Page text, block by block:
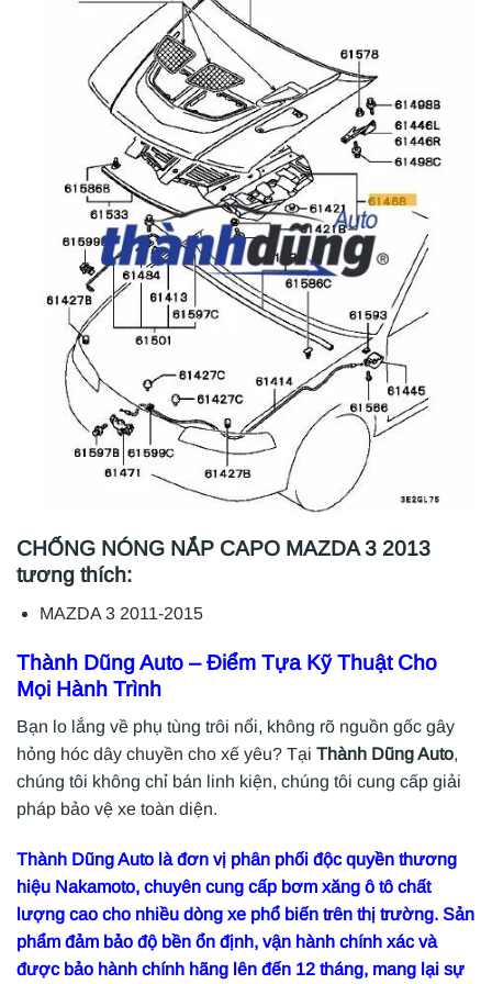
CHỐNG NÓNG NẮP CAPO MAZDA 3 2013
tương thích:
MAZDA 3 2011-2015
Thành Dũng Auto – Điểm Tựa Kỹ Thuật Cho
Mọi Hành Trình
Bạn lo lắng về phụ tùng trôi nổi, không rõ nguồn gốc gây
hỏng hóc dây chuyền cho xế yêu? Tại Thành Dũng Auto,
chúng tôi không chỉ bán linh kiện, chúng tôi cung cấp giải
pháp bảo vệ xe toàn diện.
Thành Dũng Auto là đơn vị phân phối độc quyền thương
hiệu Nakamoto, chuyên cung cấp bơm xăng ô tô chất
lượng cao cho nhiều dòng xe phổ biến trên thị trường. Sản
phẩm đảm bảo độ bền ổn định, vận hành chính xác và
được bảo hành chính hãng lên đến 12 tháng, mang lại sự